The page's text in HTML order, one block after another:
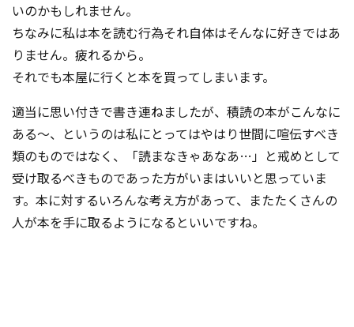
いのかもしれません。
ちなみに私は本を読む行為それ自体はそんなに好きではあ
りません。疲れるから。
それでも本屋に行くと本を買ってしまいます。
適当に思い付きで書き連ねましたが、積読の本がこんなに
ある～、というのは私にとってはやはり世間に喧伝すべき
類のものではなく、「読まなきゃあなあ…」と戒めとして
受け取るべきものであった方がいまはいいと思っていま
す。本に対するいろんな考え方があって、またたくさんの
人が本を手に取るようになるといいですね。